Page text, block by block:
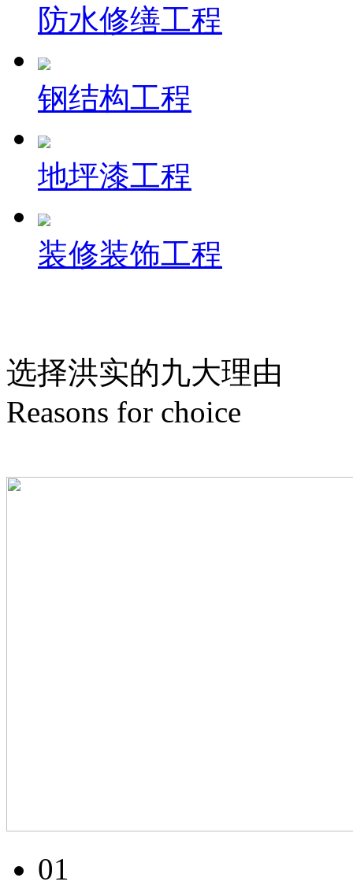
防水修缮工程
钢结构工程
地坪漆工程
装修装饰工程
选择洪实的九大理由
Reasons for choice
01